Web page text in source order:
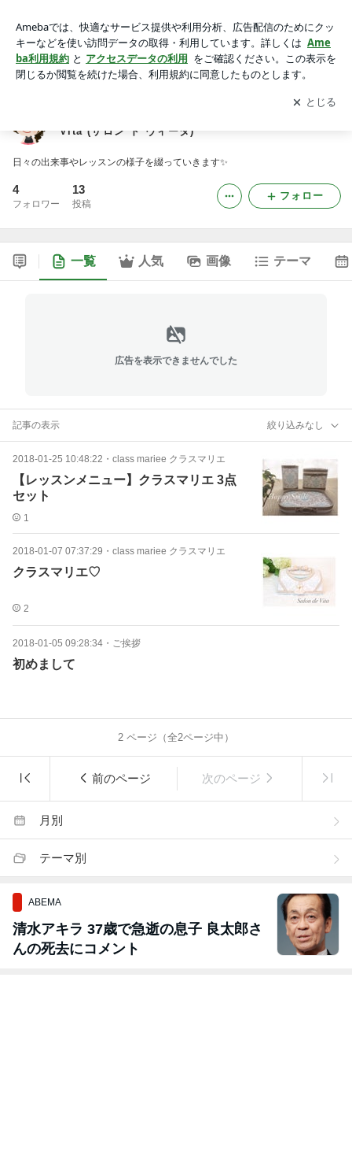
ロン ド ヴィータ) -2ページ目
アプリをダウンロードして ブログの更新通知
を受け取りまし
ょう。
開く
Vita (サロン ド ヴィータ)
日々の出来事やレッスンの様子を綴っていきます✨
4
フォロワー
13
投稿
フォロー
一覧 人気 画像 テーマ
広告を表示できませんでした
記事の表示 絞り込みなし
2018-01-25 10:48:22 ・ class mariee クラスマリエ
【レッスンメニュー】クラスマリエ 3点
セット
1
2018-01-07 07:37:29 ・ class mariee クラスマリエ
クラスマリエ♡
2
2018-01-05 09:28:34 ・ ご挨拶
初めまして
2 ページ（全2ページ中）
前のページ 次のページ
月別
テーマ別
ABEMA
清水アキラ 37歳で急逝の息子 良太郎さ
んの死去にコメント